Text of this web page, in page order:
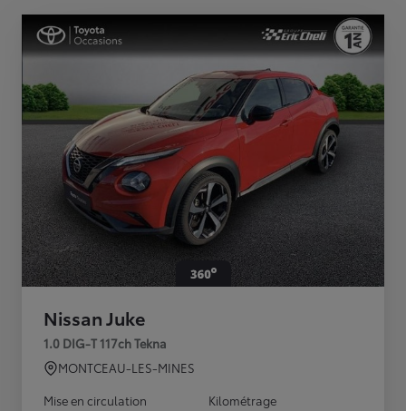
Nissan Juke
1.0 DIG-T 117ch Tekna
MONTCEAU-LES-MINES
Mise en circulation
Kilométrage